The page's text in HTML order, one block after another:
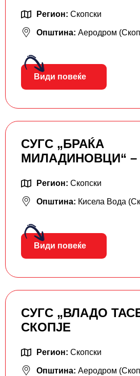
Регион: Скопски
Општина: Аеродром
Види повеќе
СУГС „БРАЌА
МИЛАДИНОВЦИ“ –
Регион: Скопски
Општина: Кисела Вода
Види повеќе
СУГС „ВЛАДО
СКОПЈЕ
Регион: Скопски
Општина: Аеродром